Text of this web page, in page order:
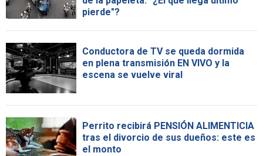
pierde"?
Conductora de TV se queda dormida
en plena transmisión EN VIVO y la
escena se vuelve viral
Perrito recibirá PENSIÓN ALIMENTICIA
tras el divorcio de sus dueños: este es
el monto